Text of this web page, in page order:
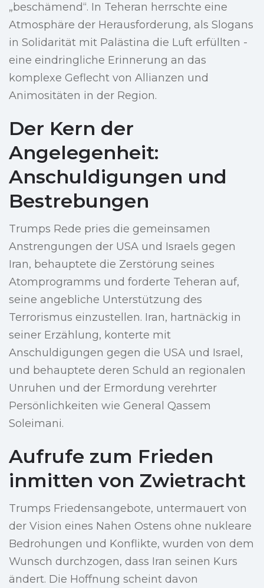
„beschämend“. In Teheran herrschte eine
Atmosphäre der Herausforderung, als Slogans
in Solidarität mit Palästina die Luft erfüllten -
eine eindringliche Erinnerung an das
komplexe Geflecht von Allianzen und
Animositäten in der Region.
Der Kern der
Angelegenheit:
Anschuldigungen und
Bestrebungen
Trumps Rede pries die gemeinsamen
Anstrengungen der USA und Israels gegen
Iran, behauptete die Zerstörung seines
Atomprogramms und forderte Teheran auf,
seine angebliche Unterstützung des
Terrorismus einzustellen. Iran, hartnäckig in
seiner Erzählung, konterte mit
Anschuldigungen gegen die USA und Israel,
und behauptete deren Schuld an regionalen
Unruhen und der Ermordung verehrter
Persönlichkeiten wie General Qassem
Soleimani.
Aufrufe zum Frieden
inmitten von Zwietracht
Trumps Friedensangebote, untermauert von
der Vision eines Nahen Ostens ohne nukleare
Bedrohungen und Konflikte, wurden von dem
Wunsch durchzogen, dass Iran seinen Kurs
ändert. Die Hoffnung scheint davon